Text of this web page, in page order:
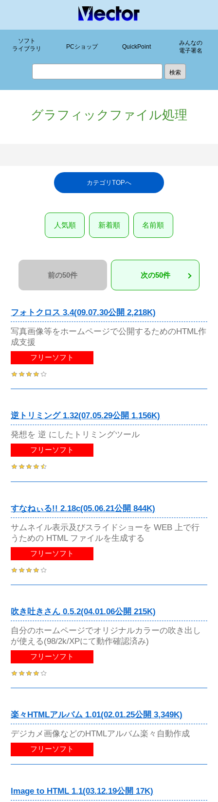
ソフト
ライブラリ
PCショップ QuickPoint
みんなの
電子署名
グラフィックファイル処理
カテゴリTOPへ
人気順 新着順 名前順
前の50件 次の50件
フォトクロス 3.4(09.07.30公開 2,218K)
写真画像等をホームページで公開するためのHTML作
成支援
フリーソフト
逆トリミング 1.32(07.05.29公開 1,156K)
発想を 逆 にしたトリミングツール
フリーソフト
すなねぃる!! 2.18c(05.06.21公開 844K)
サムネイル表示及びスライドショーを WEB 上で行
うための HTML ファイルを生成する
フリーソフト
吹き吐きさん 0.5.2(04.01.06公開 215K)
自分のホームページでオリジナルカラーの吹き出し
が使える(98/2k/XPにて動作確認済み)
フリーソフト
楽々HTMLアルバム 1.01(02.01.25公開 3,349K)
デジカメ画像などのHTMLアルバム楽々自動作成
フリーソフト
Image to HTML 1.1(03.12.19公開 17K)